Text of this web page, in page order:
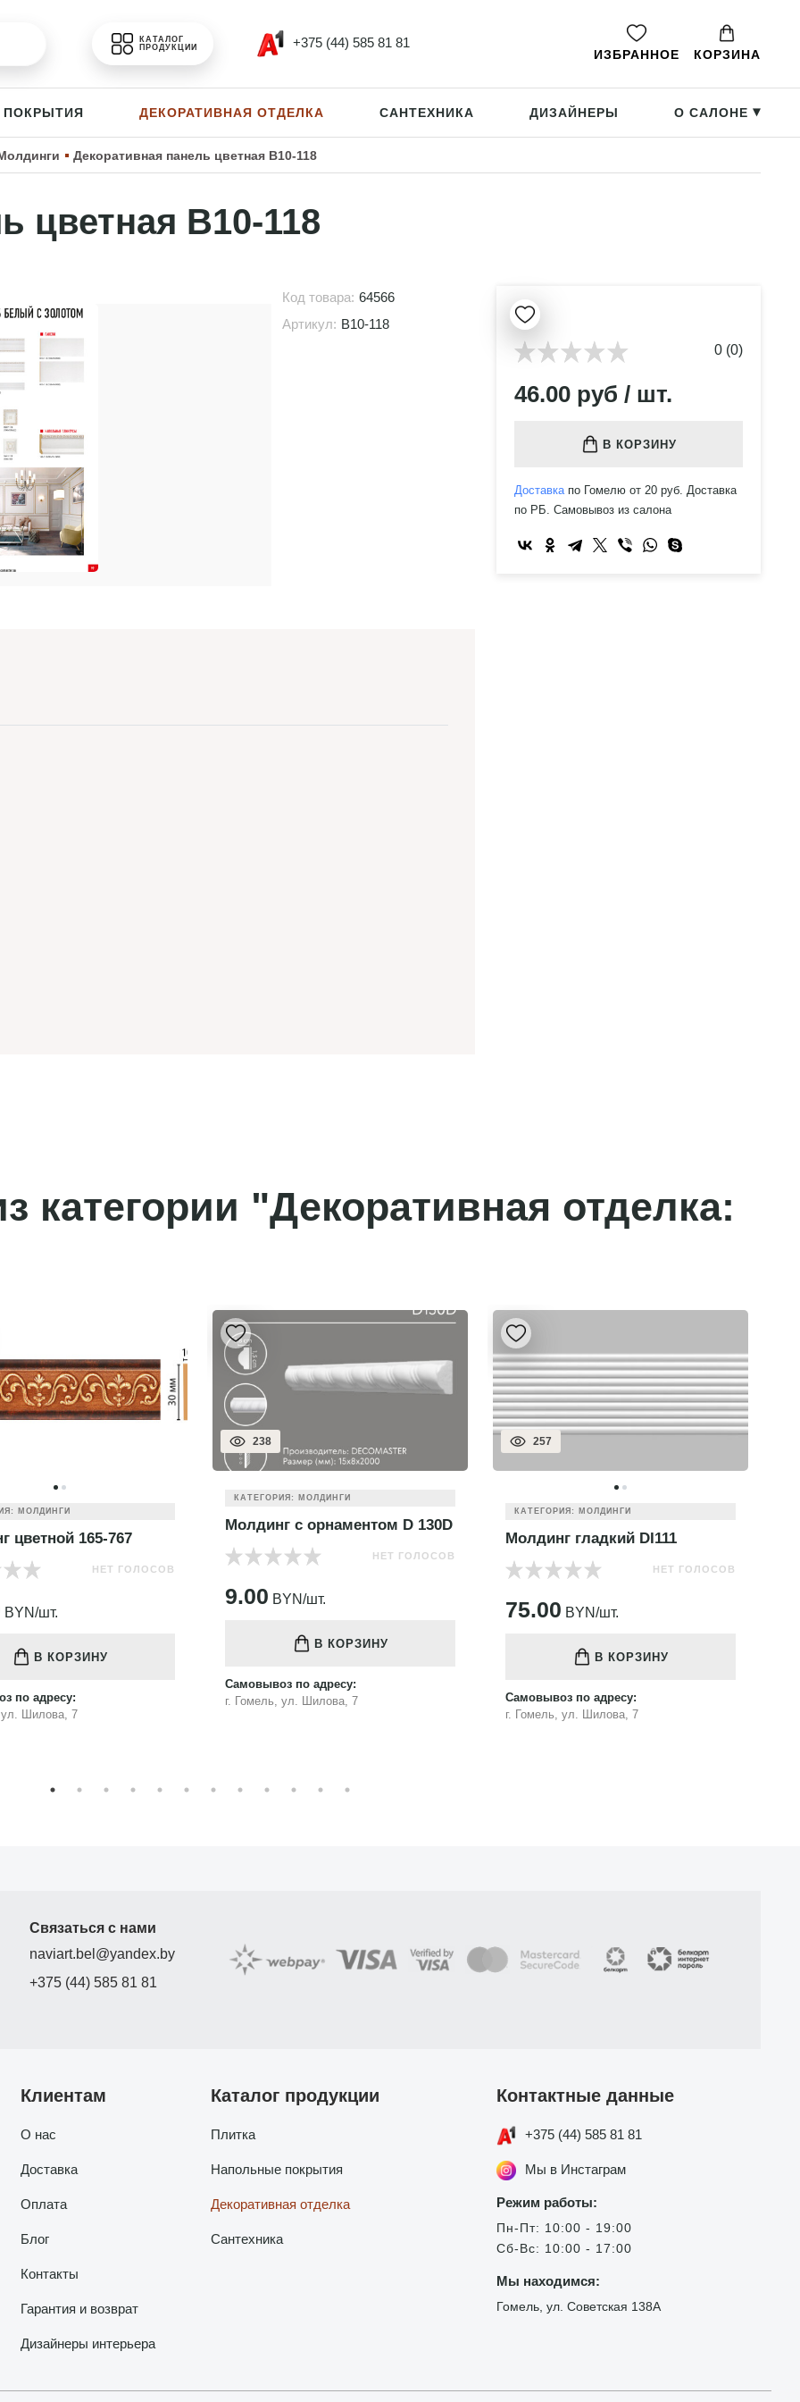
КАТАЛОГ
ПРОДУКЦИИ
+375 (44) 585 81 81
ИЗБРАННОЕ КОРЗИНА
ДЕКОРАТИВНАЯ ОТДЕЛКА САНТЕХНИКА ДИЗАЙНЕРЫ О САЛОНЕ ▸
Декоративная панель цветная B10-118
цветная B10-118
Код товара: 64566
Артикул: B10-118
0 (0)
46.00 руб / шт.
В КОРЗИНУ
Доставкапо Гомелю от 20 руб. Доставка
по РБ. Самовывоз из салона
категории "Декоративная отделка:
шт.
ул. Шилова, 7
257
Молдинг гладкий DI111
75.00
Самовывоз по адресу:
319
КАТЕГОРИЯ: МОЛДИНГИ
Молдинг цветной 170-4
НЕТ ГОЛОСОВ
121.00BYN/шт.
В КОРЗИНУ
Самовывоз по адресу:
г. Гомель, ул. Шилова, 7
Связаться с нами
naviart.bel@yandex.by
+375 (44) 585 81 81
Клиентам
О нас
Доставка
Оплата
Блог
Контакты
Гарантия и возврат
Дизайнеры интерьера
Каталог продукции
Плитка
Напольные покрытия
Декоративная отделка
Сантехника
Контактные данные
+375 (44) 585 81 81
Мы в Инстаграм
Режим работы:
Пн-Пт: 10:00 - 19:00
Сб-Вс: 10:00 - 17:00
Мы находимся:
Гомель, ул. Советская 138А